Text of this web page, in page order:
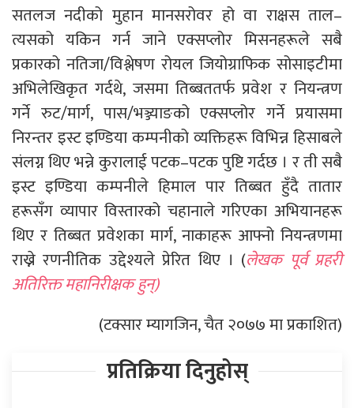
सतलज नदीको मुहान मानसरोवर हो वा राक्षस ताल–
त्यसको यकिन गर्न जाने एक्सप्लोर मिसनहरूले सबै
प्रकारको नतिजा/विश्लेषण रोयल जियोग्राफिक सोसाइटीमा
अभिलेखिकृत गर्दथे, जसमा तिब्बततर्फ प्रवेश र नियन्त्रण
गर्ने रुट/मार्ग, पास/भञ्ज्याङको एक्सप्लोर गर्ने प्रयासमा
निरन्तर इस्ट इण्डिया कम्पनीको व्यक्तिहरू विभिन्न हिसाबले
संलग्न थिए भन्ने कुरालाई पटक–पटक पुष्टि गर्दछ । र ती सबै
इस्ट इण्डिया कम्पनीले हिमाल पार तिब्बत हुँदै तातार
हरूसँग व्यापार विस्तारको चहानाले गरिएका अभियानहरू
थिए र तिब्बत प्रवेशका मार्ग, नाकाहरू आफ्नो नियन्त्रणमा
राख्ने रणनीतिक उद्देश्यले प्रेरित थिए । (लेखक पूर्व प्रहरी
अतिरिक्त महानिरीक्षक हुन्)
(टक्सार म्यागजिन, चैत २०७७ मा प्रकाशित)
प्रतिक्रिया दिनुहोस्